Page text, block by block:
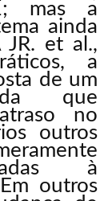
mas a
ainda
JR. et al.,
a
de um
que
no
outros
à
outros